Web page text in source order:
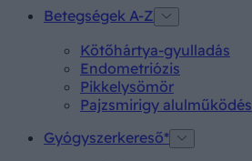
Betegségek A-Z
Kötőhártya-gyulladás
Endometriózis
Pikkelysömör
Pajzsmirigy alulműködés
Gyógyszerkereső*